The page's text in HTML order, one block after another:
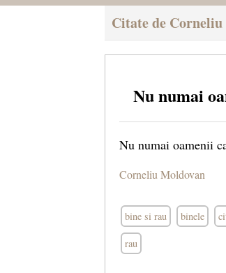
Citate de
Nu numai
Nu numai oamenii
Corneliu Moldovan
bine si rau binele
rau